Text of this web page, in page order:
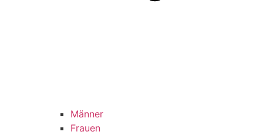
Männer
Frauen